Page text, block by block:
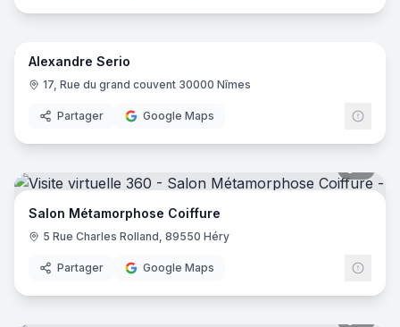
13
Alexandre Serio
17, Rue du grand couvent 30000 Nîmes
Partager Google Maps
Salon Métamorphose Coiffure
5 Rue Charles Rolland, 89550 Héry
Partager Google Maps